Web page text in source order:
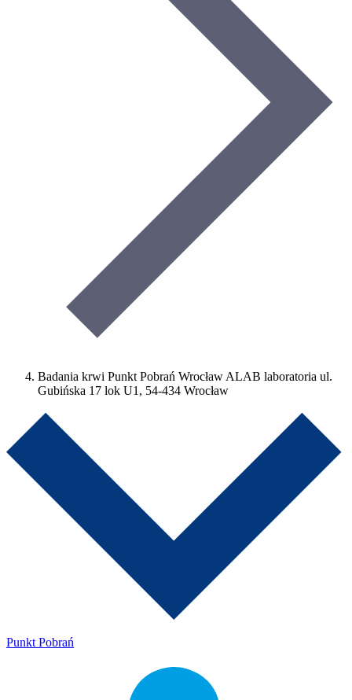
Badania krwi Punkt Pobrań Wrocław ALAB laboratoria ul.
Gubińska 17 lok U1, 54-434 Wrocław
Punkt Pobrań